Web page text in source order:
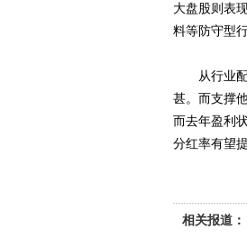
大盘股则表
料等防守型
从行业配
甚。而支撑
而去年盈利
分红率有望
相关报道：